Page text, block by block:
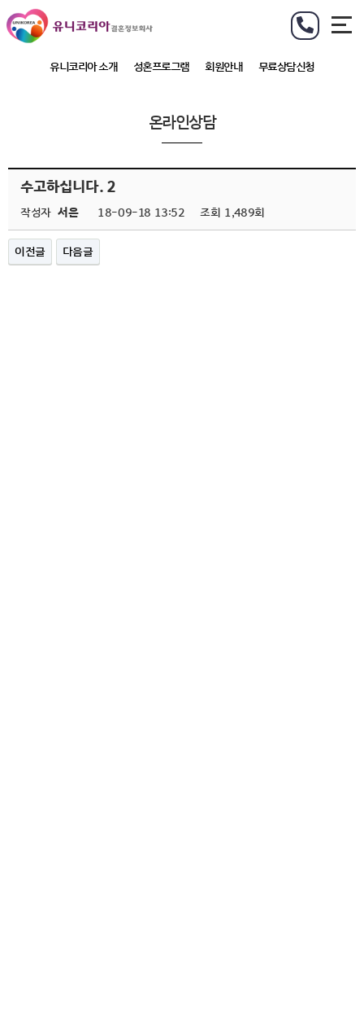
유니코리아 소개 성혼프로그램 회원안내 무료상담신청
온라인상담
수고하십니다. 2
작성자 서은 18-09-18 13:52 조회 1,489회
이전글 다음글